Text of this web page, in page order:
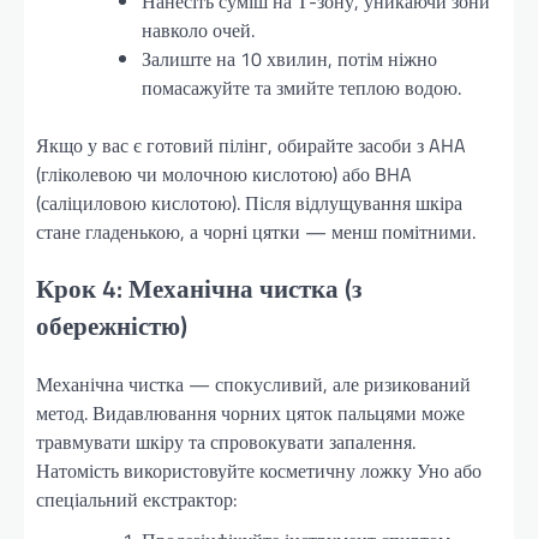
навколо очей.
Залиште на 10 хвилин, потім ніжно
помасажуйте та змийте теплою водою.
Якщо у вас є готовий пілінг, обирайте засоби з AHA
(гліколевою чи молочною кислотою) або BHA
(саліциловою кислотою). Після відлущування шкіра
стане гладенькою, а чорні цятки — менш помітними.
Крок 4: Механічна чистка (з
обережністю)
Механічна чистка — спокусливий, але ризикований
метод. Видавлювання чорних цяток пальцями може
травмувати шкіру та спровокувати запалення.
Натомість використовуйте косметичну ложку Уно або
спеціальний екстрактор: